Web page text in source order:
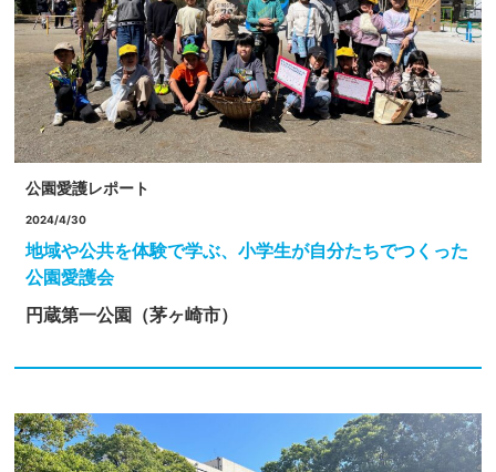
公園愛護レポート
2024/4/30
地域や公共を体験で学ぶ、小学生が自分たちでつくった
公園愛護会
円蔵第一公園（茅ヶ崎市）